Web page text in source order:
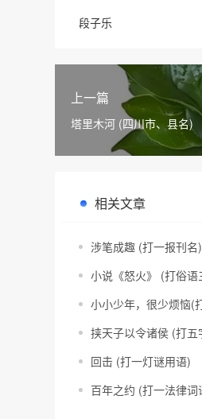
段子乐
上一篇
塔里木河 (四川市、县名)
相关文章
涉笔成趣 (打一报刊名)
小说《怒火》 (打俗语
小小少年，很少烦恼(
挟天子以令诸侯 (打五
回击 (打一灯谜用语)
百年之约 (打一法律词